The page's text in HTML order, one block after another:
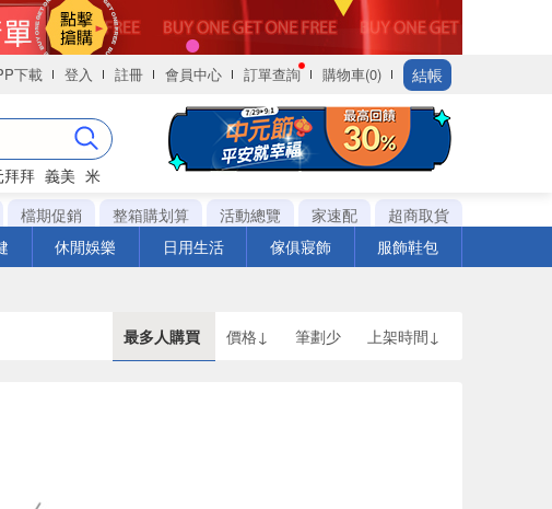
下載 登入 註冊 會員中心 訂單查詢 購物車(0) 結帳
拜拜 義美 米
檔期促銷 整箱購划算 活動總覽 家速配
超商取貨
休閒娛樂 日用生活 傢俱寢飾 服飾鞋包
最多人購買 價格↓ 筆劃少 上架時間↓